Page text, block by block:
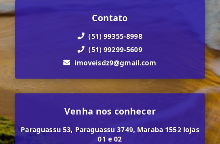
Contato
(51) 99355-8998
(51) 99299-5609
imoveisdz9@gmail.com
Venha nos conhecer
Paraguassu 53, Paraguassu 3749, Maraba 1552 lojas
01 e 02